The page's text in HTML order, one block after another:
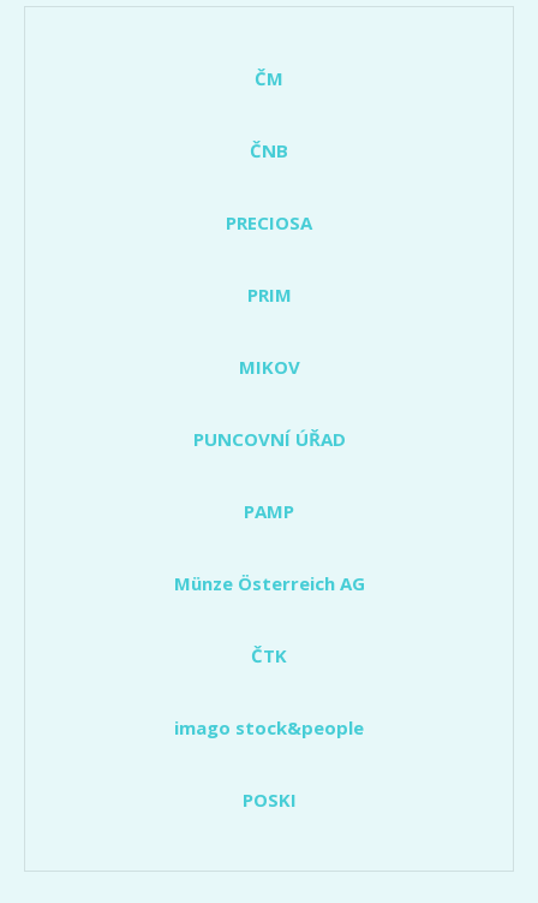
ČM
ČNB
PRECIOSA
PRIM
MIKOV
PUNCOVNÍ ÚŘAD
PAMP
Münze Österreich AG
ČTK
imago stock&people
POSKI